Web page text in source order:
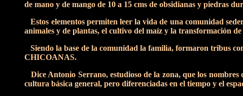
de mano y de mango de 10 a 15 cms de obsidianas y piedras
Estos elementos permiten leer la vida de una comunidad
animales y de plantas, el cultivo del maíz y la transformación
Siendo la base de la comunidad la familia, formaron tribus
CHICOANAS.
Dice Antonio Serrano, estudioso de la zona, que los
cultura básica general, pero diferenciadas en el tiempo y el